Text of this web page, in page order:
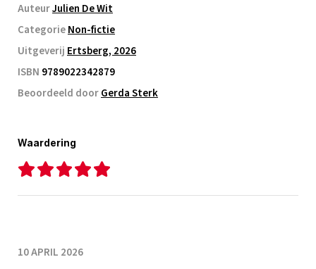
AuteurJulien De Wit
CategorieNon-fictie
Uitgeverij Ertsberg, 2026
ISBN 9789022342879
Beoordeeld doorGerda Sterk
Waardering
10 APRIL 2026